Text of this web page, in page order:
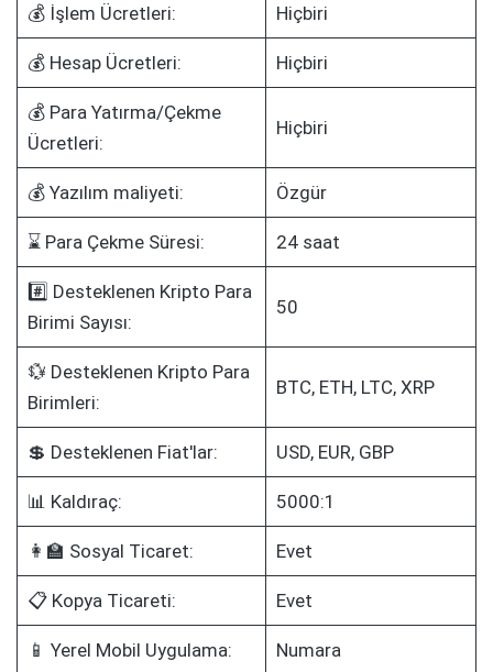
💰 İşlem Ücretleri: Hiçbiri
💰 Hesap Ücretleri: Hiçbiri
💰 Para Yatırma/Çekme
Ücretleri:
Hiçbiri
💰 Yazılım maliyeti: Özgür
⌛ Para Çekme Süresi: 24 saat
#️⃣ Desteklenen Kripto Para
Birimi Sayısı:
50
💱 Desteklenen Kripto Para
Birimleri:
BTC, ETH, LTC, XRP
💲 Desteklenen Fiat'lar: USD, EUR, GBP
📊 Kaldıraç: 5000:1
👩‍🏫 Sosyal Ticaret: Evet
📋 Kopya Ticareti: Evet
📱 Yerel Mobil Uygulama: Numara